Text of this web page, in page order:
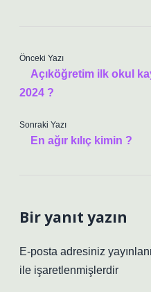
Önceki Yazı
Açıköğretim ilk okul
2024 ?
Sonraki Yazı
En ağır kılıç kimin ?
Bir yanıt yazın
E-posta adresiniz
ile işaretlenmişlerdir